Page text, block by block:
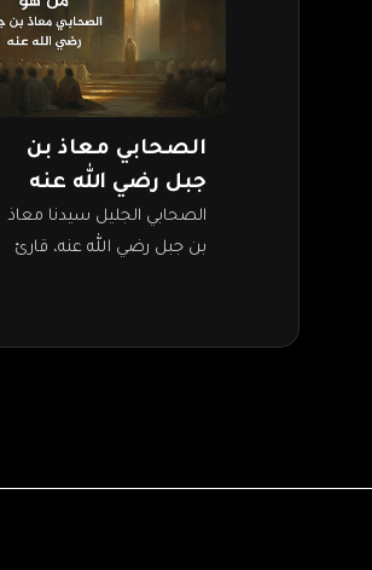
الصحابي معاذ بن
جبل رضي الله عنه
الصحابي الجليل سيدنا معاذ
بن جبل رضي الله عنه، قارئ